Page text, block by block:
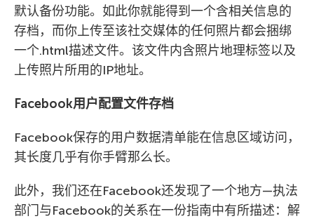
默认备份功能。如此你就能得到一个含相关信息的
存档，而你上传至该社交媒体的任何照片都会捆绑
一个.html描述文件。该文件内含照片地理标签以及
上传照片所用的IP地址。
Facebook用户配置文件存档
Facebook保存的用户数据清单能在信息区域访问，
其长度几乎有你手臂那么长。
此外，我们还在Facebook还发现了一个地方—执法
部门与Facebook的关系在一份指南中有所描述：解